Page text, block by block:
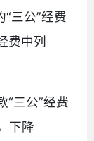
三公”经费
费中列
“三公”经费
下降